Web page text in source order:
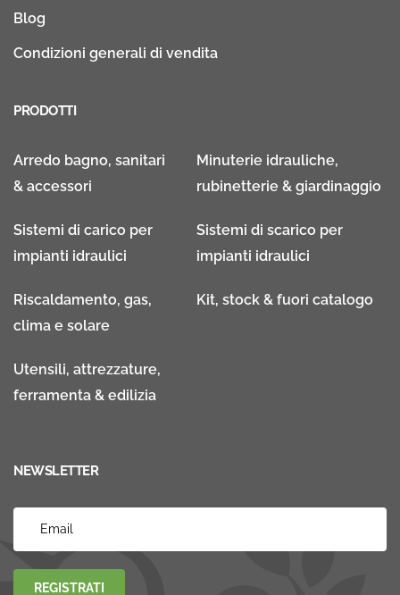
Blog
Condizioni generali di vendita
PRODOTTI
Arredo bagno, sanitari
& accessori
Minuterie idrauliche,
rubinetterie & giardinaggio
Sistemi di carico per
impianti idraulici
Sistemi di scarico per
impianti idraulici
Riscaldamento, gas,
clima e solare
Kit, stock & fuori catalogo
Utensili, attrezzature,
ferramenta & edilizia
NEWSLETTER
REGISTRATI